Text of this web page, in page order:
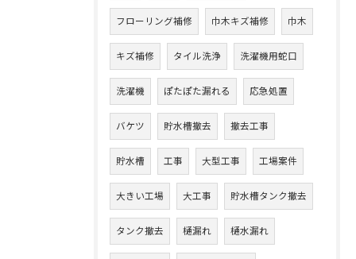
フローリング補修 巾木キズ補修 巾木
キズ補修 タイル洗浄 洗濯機用蛇口
洗濯機 ぽたぽた漏れる 応急処置
バケツ 貯水槽撤去 撤去工事
貯水槽 工事 大型工事 工場案件
大きい工場 大工事 貯水槽タンク撤去
タンク撤去 樋漏れ 樋水漏れ